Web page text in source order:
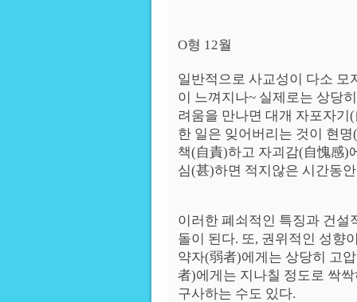
O형 12월
일반적으로 사교성이 다소 모
이 느껴지나~ 실제로는 상당
려움을 만나면 대개 자포자기
한 일은 잊어버리는 것이 현
책(自責)하고 자괴감(自愧感)
심(甚)하면 적지않은 시간동
이러한 폐쇠적인 특징과 건설
돌이 된다. 또, 권위적인 성향
약자(弱者)에게는 상당히 고
者)에게는 지나칠 정도로 싹
구사하는 수도 있다.